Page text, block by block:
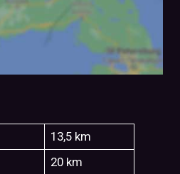
13,5 km
20 km